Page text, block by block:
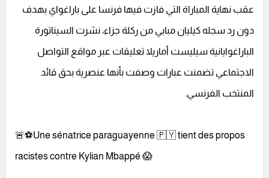
عقب نهاية المباراة التي فازت فيها فرنسا على باراغواي بهدف
دون رد سجله كيليان مبابي من ركلة جزاء، نشرت السيناتورة
الباراغوايانية سيليست أماريلا تعليقات عبر مواقع التواصل
الاجتماعي تضمنت عبارات وصفت بأنها عنصرية بحق قائد
المنتخب الفرنسي.
🚨⚽️Une sénatrice paraguayenne 🇵🇾 tient des propos
racistes contre Kylian Mbappé 😱